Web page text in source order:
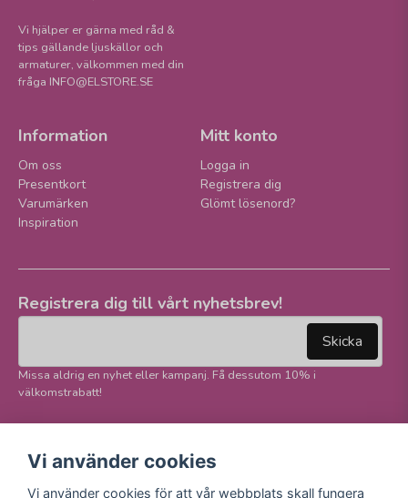
Vi hjälper er gärna med råd &
tips gällande ljuskällor och
armaturer, välkommen med din
fråga INFO@ELSTORE.SE
Information
Om oss
Presentkort
Varumärken
Inspiration
Mitt konto
Logga in
Registrera dig
Glömt lösenord?
Registrera dig till vårt nyhetsbrev!
Skicka
Missa aldrig en nyhet eller kampanj. Få dessutom 10% i
välkomstrabatt!
sociala medier!
E-handel
Vi använder cookies
Vi använder cookies för att vår webbplats skall fungera